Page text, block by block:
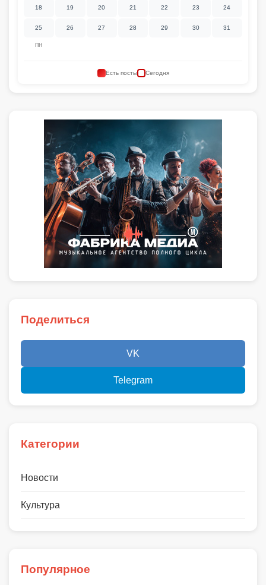
ПН
18 19 20 21 22 23 24
25 26 27 28 29 30 31
Есть посты Сегодня
Поделиться
VK
Telegram
Категории
Новости
Культура
Популярное